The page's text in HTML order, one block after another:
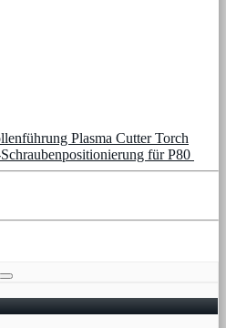
Plasma Cutter Torch
für P80